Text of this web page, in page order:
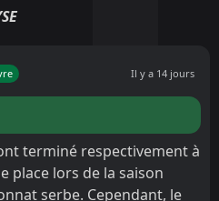
Il y a 14 jours
terminé respectivement à
place lors de la saison
serbe. Cependant, le